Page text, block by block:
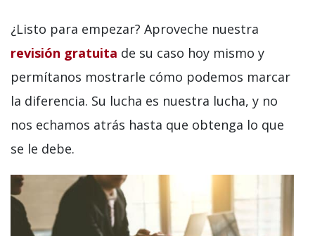
¿Listo para empezar? Aproveche nuestra
revisión gratuita de su caso hoy mismo y
permítanos mostrarle cómo podemos marcar
la diferencia. Su lucha es nuestra lucha, y no
nos echamos atrás hasta que obtenga lo que
se le debe.